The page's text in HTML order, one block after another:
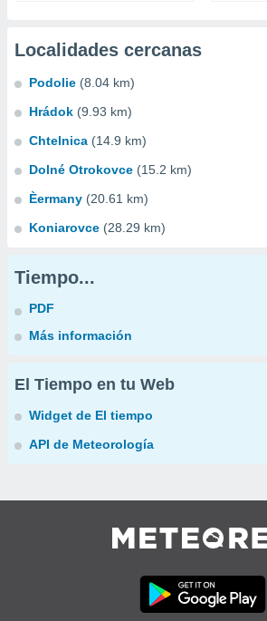
Localidades cercanas
Podolie (8.04 km)
Hrádok (9.93 km)
Chtelnica (14.9 km)
Dolné Otrokovce (15.2 km)
Èermany (20.61 km)
Koniarovce (28.29 km)
Tiempo...
PDF
Más información
El Tiempo en tu Web
Widget de El tiempo
API de Meteorología